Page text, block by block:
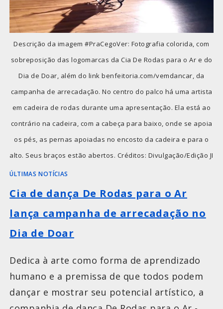
Descrição da imagem #PraCegoVer: Fotografia colorida, com
sobreposição das logomarcas da Cia De Rodas para o Ar e do
Dia de Doar, além do link benfeitoria.com/vemdancar, da
campanha de arrecadação. No centro do palco há uma artista
em cadeira de rodas durante uma apresentação. Ela está ao
contrário na cadeira, com a cabeça para baixo, onde se apoia
os pés, as pernas apoiadas no encosto da cadeira e para o
alto. Seus braços estão abertos. Créditos: Divulgação/Edição JI
ÚLTIMAS NOTÍCIAS
Cia de dança De Rodas para o Ar
lança campanha de arrecadação no
Dia de Doar
Dedica à arte como forma de aprendizado
humano e a premissa de que todos podem
dançar e mostrar seu potencial artístico, a